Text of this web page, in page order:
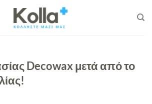
Decowax μετά από το